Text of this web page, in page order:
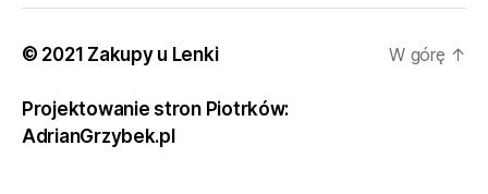
© 2021 Zakupy u Lenki
Projektowanie stron Piotrków:
AdrianGrzybek.pl
W górę ↑